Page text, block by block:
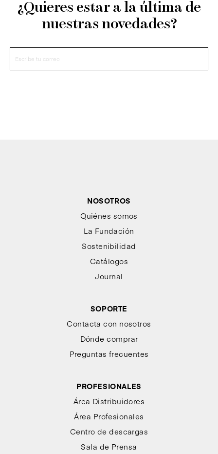
¿Quieres estar a la última de
nuestras novedades?
NOSOTROS
Quiénes somos
La Fundación
Sostenibilidad
Catálogos
Journal
SOPORTE
Contacta con nosotros
Dónde comprar
Preguntas frecuentes
PROFESIONALES
Área Distribuidores
Área Profesionales
Centro de descargas
Sala de Prensa